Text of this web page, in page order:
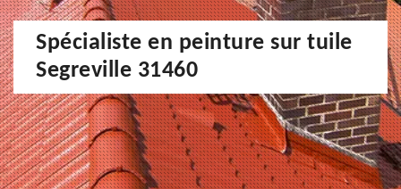
Spécialiste en peinture sur tuile
Segreville 31460